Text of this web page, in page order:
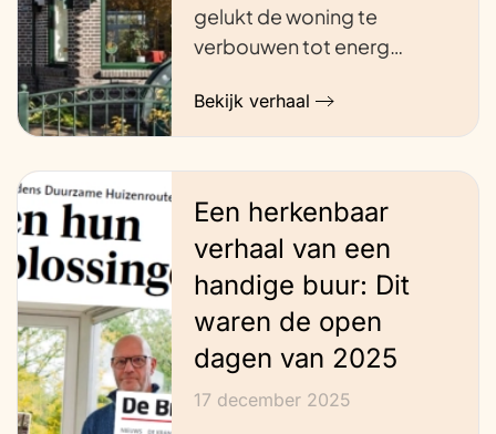
gelukt de woning te
verbouwen tot energ…
Bekijk verhaal
Een herkenbaar
verhaal van een
handige buur: Dit
waren de open
dagen van 2025
17 december 2025